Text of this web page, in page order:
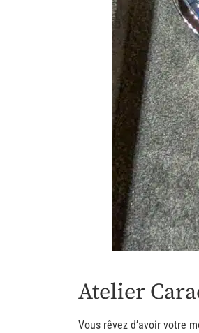
Atelier
Vous rêvez d’avoir votre